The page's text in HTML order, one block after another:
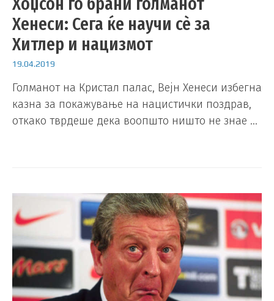
Хенеси: Сега ќе научи сѐ за
Хитлер и нацизмот
19.04.2019
Голманот на Кристал палас, Вејн Хенеси избегна
казна за покажување на нацистички поздрав,
откако тврдеше дека воопшто ништо не знае …